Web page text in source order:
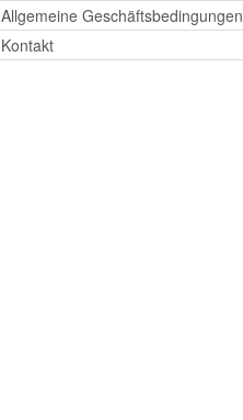
Allgemeine Geschäftsbedingungen
Kontakt